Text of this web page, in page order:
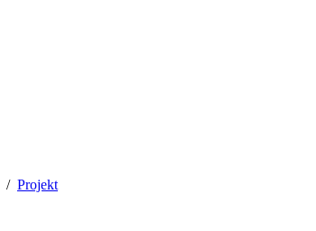
Projekt